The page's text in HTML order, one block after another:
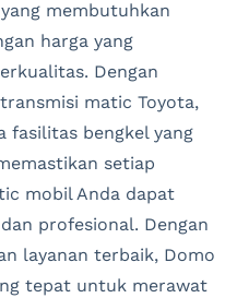
membutuhkan
harga yang
Dengan
matic Toyota,
fasilitas bengkel yang
setiap
mobil Anda dapat
profesional. Dengan
layanan terbaik, Domo
tepat untuk merawat